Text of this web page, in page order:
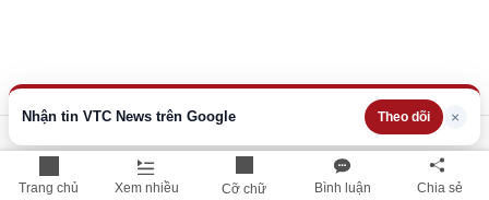
Trang chủ Xem nhiều Cỡ chữ Bình luận Chia sẻ
Nhận tin VTC News trên Google Theo dõi ×